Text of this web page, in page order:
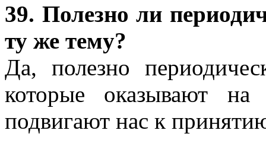
39. Полезно ли
ту же тему?
Да, полезно
которые оказывают на
подвигают нас к